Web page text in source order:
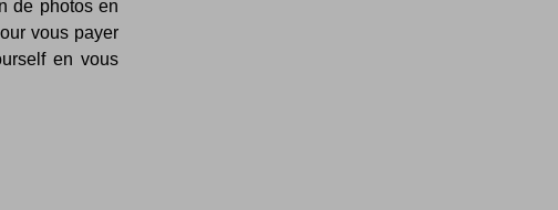
de photos en
vous payer
en vous